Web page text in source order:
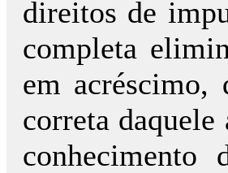
direitos de
completa
em acréscimo,
correta daquele